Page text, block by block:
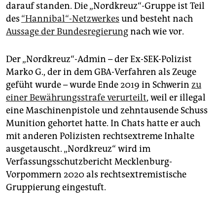
darauf standen. Die „Nordkreuz“-Gruppe ist Teil
des “Hannibal“-Netzwerkes und besteht nach
Aussage der Bundesregierungnach wie vor.
Der „Nordkreuz“-Admin – der Ex-SEK-Polizist
Marko G., der in dem GBA-Verfahren als Zeuge
gefüht wurde – wurde Ende 2019 in Schwerin zu
einer Bewährungsstrafe verurteilt, weil er illegal
eine Maschinenpistole und zehntausende Schuss
Munition gehortet hatte. In Chats hatte er auch
mit anderen Polizisten rechtsextreme Inhalte
ausgetauscht. „Nordkreuz“ wird im
Verfassungsschutzbericht Mecklenburg-
Vorpommern 2020 als rechtsextremistische
Gruppierung eingestuft.